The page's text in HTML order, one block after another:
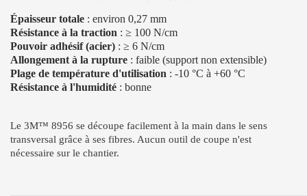
Épaisseur totale : environ 0,27 mm
Résistance à la traction : ≥ 100 N/cm
Pouvoir adhésif (acier) : ≥ 6 N/cm
Allongement à la rupture : faible (support non extensible)
Plage de température d'utilisation : -10 °C à +60 °C
Résistance à l'humidité : bonne
Le 3M™ 8956 se découpe facilement à la main dans le sens
transversal grâce à ses fibres. Aucun outil de coupe n'est
nécessaire sur le chantier.